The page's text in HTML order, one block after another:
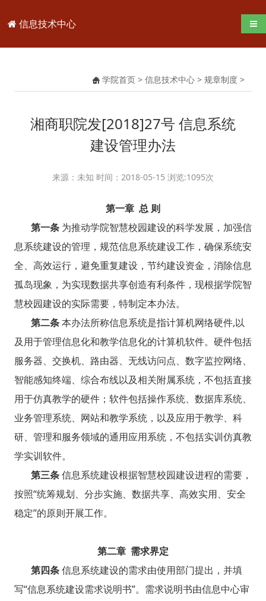
信息技术中心 导
学院首页 > 信息技术中心 > 规章制度 >
湘商职院发[2018]27号 信息系统
建设管理办法
来源：未知 时间：2018-05-15 浏览:1095次
第一章 总 则
第一条 为推动学院智慧校园建设的科学发展，加强信
息系统建设的管理，规范信息系统建设工作，确保系统安
全、高效运行，避免重复建设，节约建设资金，消除信息
孤岛现象，为实现数据共享创造有利条件，现根据学院智
慧校园建设的实际需要，特制定本办法。
第二条本办法所称信息系统是指计算机网络硬件,以
及用于管理信息化和教学信息化的计算机软件。硬件包括
服务器、交换机、路由器、无线访问点、数字监控网络、
智能感知终端、综合布线以及相关附属系统，不包括直接
用于仿真教学的硬件；软件包括操作系统、数据库系统、
业务管理系统、网站和教学系统，以及应用于教学、科
研、管理和服务领域的通用应用系统，不包括实训仿真教
学实训软件。
第三条信息系统建设根据智慧校园建设进程的需要，
按照“统筹规划、分步实施、数据共享、高效实用、安全
稳定”的原则开展工作。
第二章 需求界定
第四条信息系统建设的需求由使用部门提出，并填
写“信息系统建设需求说明书”。需求说明书由信息中心审